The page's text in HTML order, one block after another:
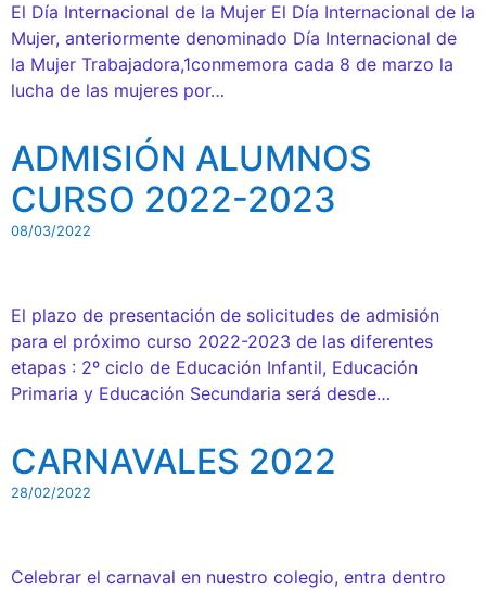
El Día Internacional de la Mujer El Día Internacional de la
Mujer, anteriormente denominado Día Internacional de
la Mujer Trabajadora,1conmemora cada 8 de marzo la
lucha de las mujeres por…
ADMISIÓN ALUMNOS
CURSO 2022-2023
08/03/2022
El plazo de presentación de solicitudes de admisión
para el próximo curso 2022-2023 de las diferentes
etapas : 2º ciclo de Educación Infantil, Educación
Primaria y Educación Secundaria será desde…
CARNAVALES 2022
28/02/2022
Celebrar el carnaval en nuestro colegio, entra dentro